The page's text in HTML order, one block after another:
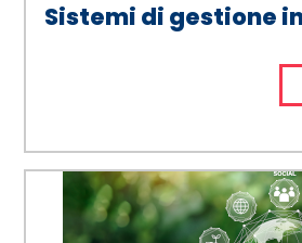
Sistemi di gestione